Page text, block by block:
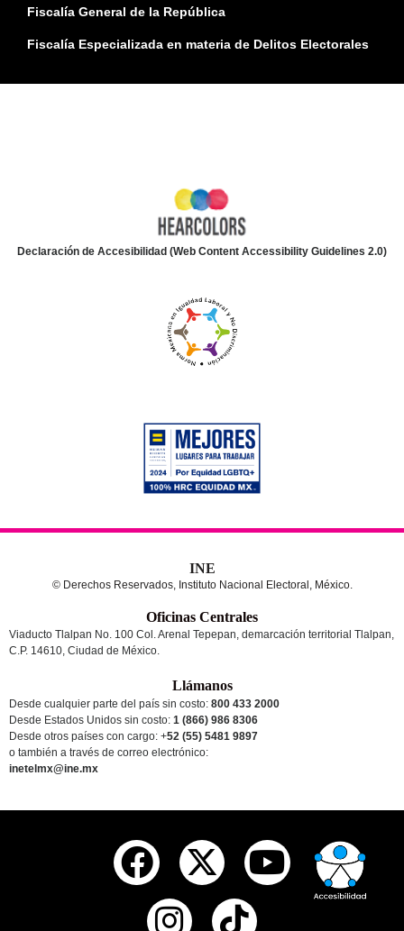
Fiscalía General de la República
Fiscalía Especializada en materia de Delitos Electorales
Declaración de Accesibilidad (Web Content Accessibility Guidelines 2.0)
INE
© Derechos Reservados, Instituto Nacional Electoral, México.
Oficinas Centrales
Viaducto Tlalpan No. 100 Col. Arenal Tepepan, demarcación territorial Tlalpan,
C.P. 14610, Ciudad de México.
Llámanos
Desde cualquier parte del país sin costo: 800 433 2000
Desde Estados Unidos sin costo: 1 (866) 986 8306
Desde otros países con cargo: +52 (55) 5481 9897
o también a través de correo electrónico:
inetelmx@ine.mx